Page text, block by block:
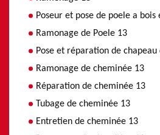
Poseur et pose de poele a
Ramonage de Poele 13
Pose et réparation de
Ramonage de cheminée 13
Réparation de cheminée 13
Tubage de cheminée 13
Entretien de cheminée 13